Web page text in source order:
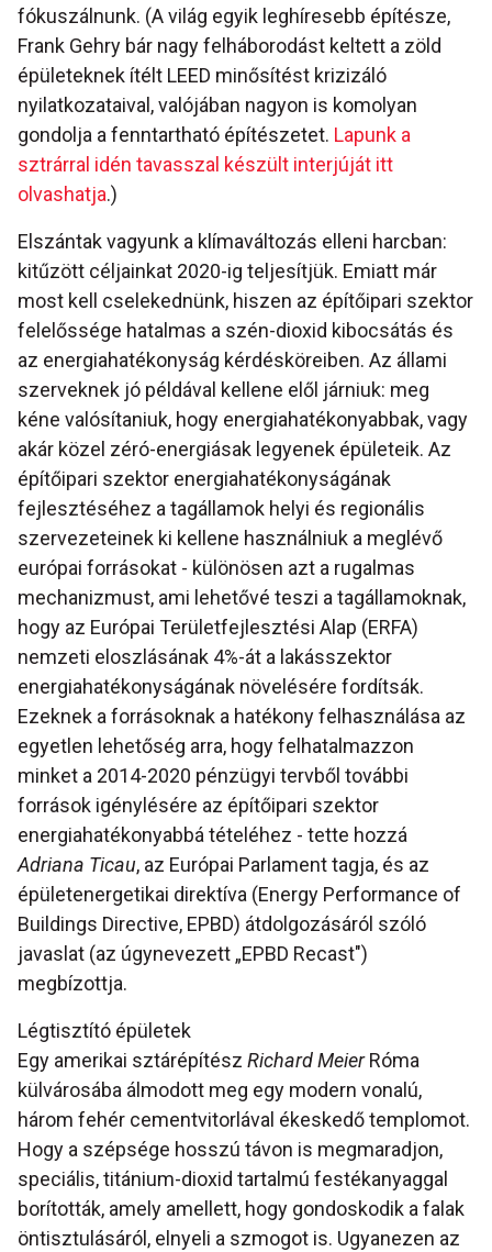
fókuszálnunk. (A világ egyik leghíresebb építésze,
Frank Gehry bár nagy felháborodást keltett a zöld
épületeknek ítélt LEED minősítést krizizáló
nyilatkozataival, valójában nagyon is komolyan
gondolja a fenntartható építészetet. Lapunk a
sztrárral idén tavasszal készült interjúját itt
olvashatja.)
Elszántak vagyunk a klímaváltozás elleni harcban:
kitűzött céljainkat 2020-ig teljesítjük. Emiatt már
most kell cselekednünk, hiszen az építőipari szektor
felelőssége hatalmas a szén-dioxid kibocsátás és
az energiahatékonyság kérdésköreiben. Az állami
szerveknek jó példával kellene elől járniuk: meg
kéne valósítaniuk, hogy energiahatékonyabbak, vagy
akár közel zéró-energiásak legyenek épületeik. Az
építőipari szektor energiahatékonyságának
fejlesztéséhez a tagállamok helyi és regionális
szervezeteinek ki kellene használniuk a meglévő
európai forrásokat - különösen azt a rugalmas
mechanizmust, ami lehetővé teszi a tagállamoknak,
hogy az Európai Területfejlesztési Alap (ERFA)
nemzeti eloszlásának 4%-át a lakásszektor
energiahatékonyságának növelésére fordítsák.
Ezeknek a forrásoknak a hatékony felhasználása az
egyetlen lehetőség arra, hogy felhatalmazzon
minket a 2014-2020 pénzügyi tervből további
források igénylésére az építőipari szektor
energiahatékonyabbá tételéhez - tette hozzá
Adriana Ticau, az Európai Parlament tagja, és az
épületenergetikai direktíva (Energy Performance of
Buildings Directive, EPBD) átdolgozásáról szóló
javaslat (az úgynevezett „EPBD Recast")
megbízottja.
Légtisztító épületek
Egy amerikai sztárépítész Richard MeierRóma
külvárosába álmodott meg egy modern vonalú,
három fehér cementvitorlával ékeskedő templomot.
Hogy a szépsége hosszú távon is megmaradjon,
speciális, titánium-dioxid tartalmú festékanyaggal
borították, amely amellett, hogy gondoskodik a falak
öntisztulásáról, elnyeli a szmogot is. Ugyanezen az